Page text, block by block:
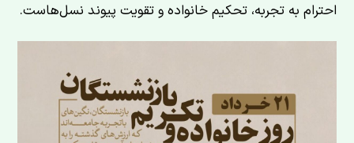
احترام به تجربه، تحکیم خانواده و تقویت پیوند نسل‌هاست.